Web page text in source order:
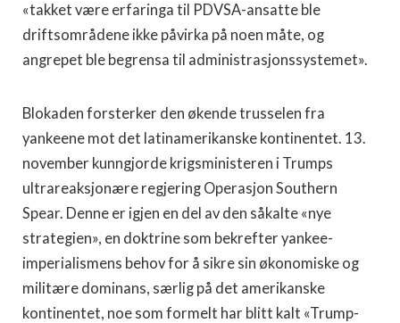
«takket være erfaringa til PDVSA-ansatte ble
driftsområdene ikke påvirka på noen måte, og
angrepet ble begrensa til administrasjonssystemet».
Blokaden forsterker den økende trusselen fra
yankeene mot det latinamerikanske kontinentet. 13.
november kunngjorde krigsministeren i Trumps
ultrareaksjonære regjering Operasjon Southern
Spear. Denne er igjen en del av den såkalte «nye
strategien», en doktrine som bekrefter yankee-
imperialismens behov for å sikre sin økonomiske og
militære dominans, særlig på det amerikanske
kontinentet, noe som formelt har blitt kalt «Trump-